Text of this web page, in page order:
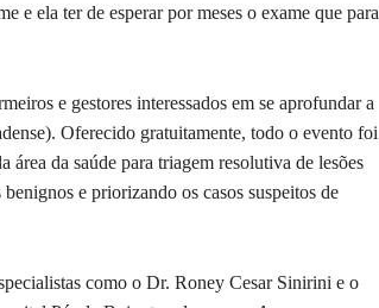
e ela ter de esperar por meses o exame que para
e gestores interessados em se aprofundar a
Oferecido gratuitamente, todo o evento foi
área da saúde para triagem resolutiva de lesões
e priorizando os casos suspeitos de
como o Dr. Roney Cesar Sinirini e o